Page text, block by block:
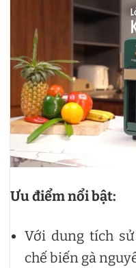
Ưu điểm nổi bật:
Với dung tích
chế biến gà